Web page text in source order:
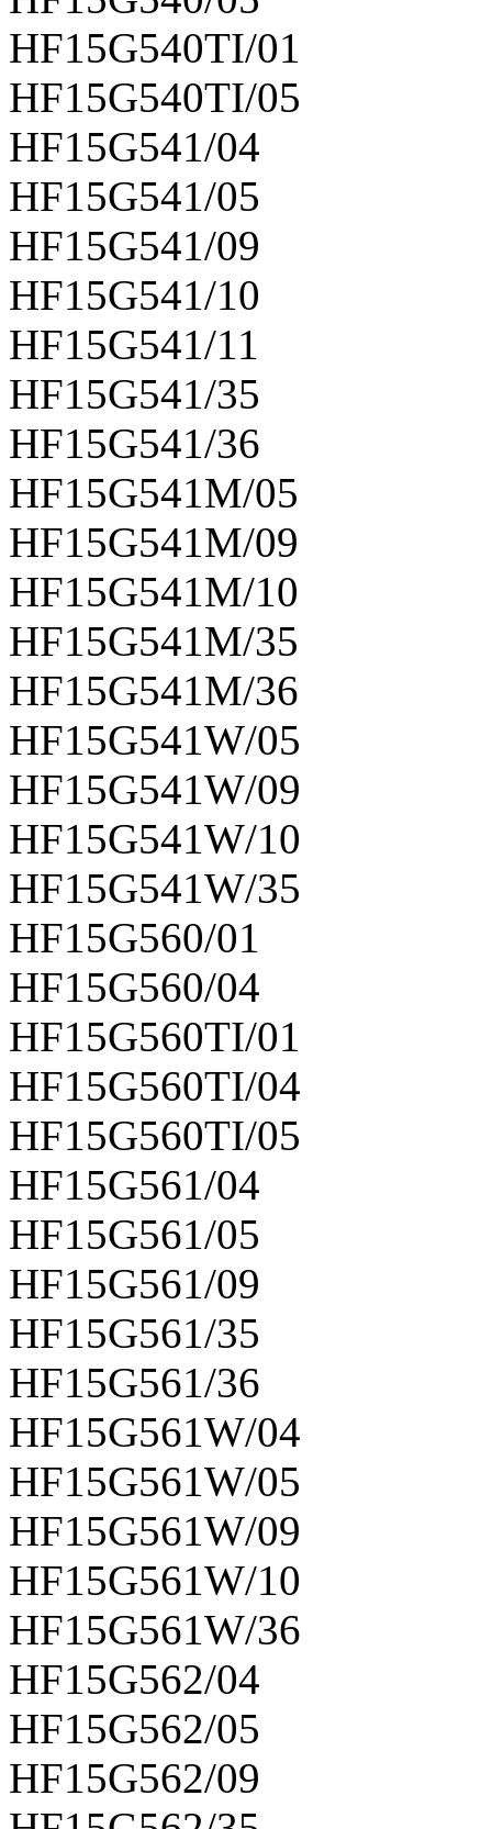
HF15G540TI/01
HF15G540TI/05
HF15G541/04
HF15G541/05
HF15G541/09
HF15G541/10
HF15G541/11
HF15G541/35
HF15G541/36
HF15G541M/05
HF15G541M/09
HF15G541M/10
HF15G541M/35
HF15G541M/36
HF15G541W/05
HF15G541W/09
HF15G541W/10
HF15G541W/35
HF15G560/01
HF15G560/04
HF15G560TI/01
HF15G560TI/04
HF15G560TI/05
HF15G561/04
HF15G561/05
HF15G561/09
HF15G561/35
HF15G561/36
HF15G561W/04
HF15G561W/05
HF15G561W/09
HF15G561W/10
HF15G561W/36
HF15G562/04
HF15G562/05
HF15G562/09